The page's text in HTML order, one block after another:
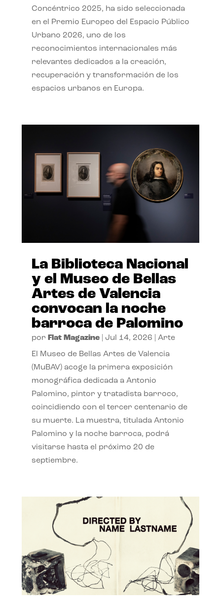
Concéntrico 2025, ha sido seleccionada
en el Premio Europeo del Espacio Público
Urbano 2026, uno de los
reconocimientos internacionales más
relevantes dedicados a la creación,
recuperación y transformación de los
espacios urbanos en Europa.
La Biblioteca Nacional
y el Museo de Bellas
Artes de Valencia
convocan la noche
barroca de Palomino
por Flat Magazine| Jul 14, 2026 Arte
El Museo de Bellas Artes de Valencia
(MuBAV) acoge la primera exposición
monográfica dedicada a Antonio
Palomino, pintor y tratadista barroco,
coincidiendo con el tercer centenario de
su muerte. La muestra, titulada Antonio
Palomino y la noche barroca, podrá
visitarse hasta el próximo 20 de
septiembre.